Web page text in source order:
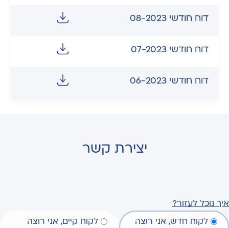
דוח חודשי 08-2023
דוח חודשי 07-2023
דוח חודשי 06-2023
יצירת קשר
איך נוכל לעזור?
לקוח חדש, אני רוצה
לקוח קיים, אני רוצה